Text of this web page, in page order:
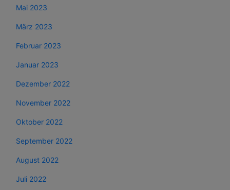
Mai 2023
März 2023
Februar 2023
Januar 2023
Dezember 2022
November 2022
Oktober 2022
September 2022
August 2022
Juli 2022